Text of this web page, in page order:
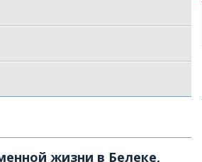
жизни в Белеке,